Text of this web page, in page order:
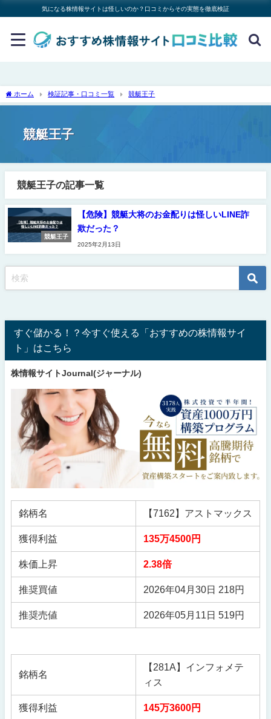
気になる株情報サイトは怪しいのか？口コミからその実態を徹底検証
ホーム 検証記事・口コミ一覧 競艇王子
競艇王子
競艇王子の記事一覧
競艇王子
【危険】競艇大将のお金配りは怪しいLINE詐
欺だった？
2025年2月13日
すぐ儲かる！？今すぐ使える「おすすめの株情報サイ
ト」はこちら
株情報サイトJournal(ジャーナル)
銘柄名 【7162】アストマックス
獲得利益 135万4500円
株価上昇 2.38倍
推奨買値 2026年04月30日 218円
推奨売値 2026年05月11日 519円
銘柄名
【281A】インフォメテ
ィス
獲得利益 145万3600円